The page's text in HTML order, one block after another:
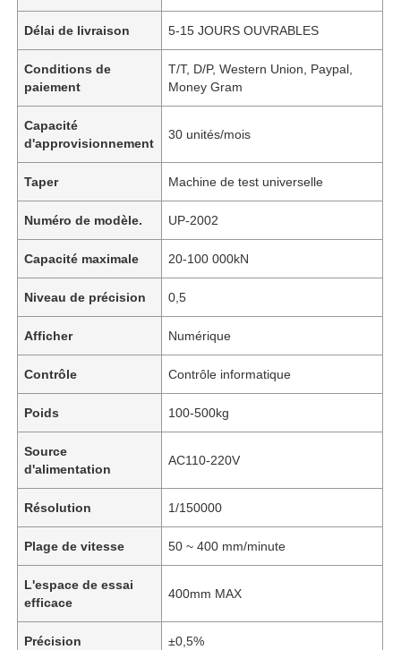
Délai de livraison 5-15 JOURS OUVRABLES
Conditions de
paiement
T/T, D/P, Western Union, Paypal,
Money Gram
Capacité
d'approvisionnement
30 unités/mois
Taper Machine de test universelle
Numéro de modèle. UP-2002
Capacité maximale 20-100 000kN
Niveau de précision 0,5
Afficher Numérique
Contrôle Contrôle informatique
Poids 100-500kg
Source
d'alimentation
AC110-220V
Résolution 1/150000
Plage de vitesse 50 ~ 400 mm/minute
L'espace de essai
efficace
400mm MAX
Précision ±0,5%